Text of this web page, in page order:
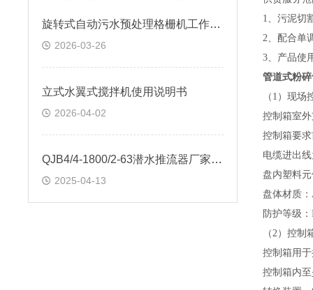
旋转式自动污水预处理格栅机工作原理
2026-03-26
立式水翼式搅拌机使用说明书
2026-04-02
QJB4/4-1800/2-63潜水推流器厂家报价
2025-04-13
1、污泥切
2、配合单
3、产品使
管道式粉
（ 1 ） 现场
控制箱室
控制箱要
电缆进出
盘内塑料
盘体材质：
防护等级：
（2）控制
控制箱用
控制箱内